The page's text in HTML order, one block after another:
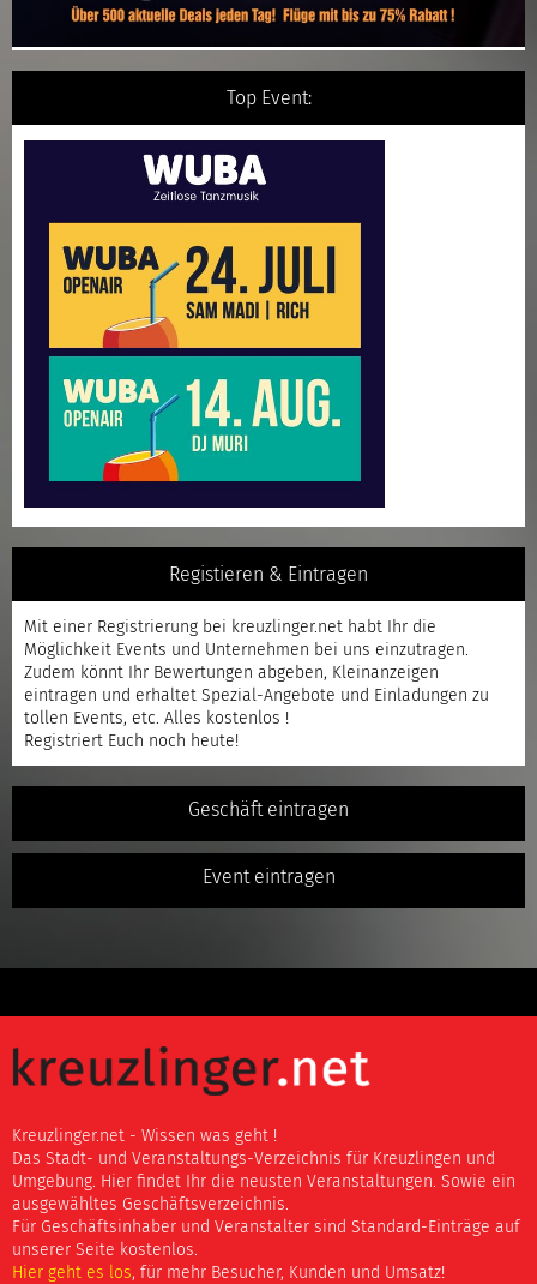
Top Event:
Registieren & Eintragen
Mit einer Registrierung bei kreuzlinger.net habt Ihr die
Möglichkeit Events und Unternehmen bei uns einzutragen.
Zudem könnt Ihr Bewertungen abgeben, Kleinanzeigen
eintragen und erhaltet Spezial-Angebote und Einladungen zu
tollen Events, etc. Alles kostenlos !
Registriert Euch noch heute!
Geschäft eintragen
Event eintragen
Kreuzlinger.net - Wissen was geht !
Das Stadt- und Veranstaltungs-Verzeichnis für Kreuzlingen und
Umgebung. Hier findet Ihr die neusten Veranstaltungen. Sowie ein
ausgewähltes Geschäftsverzeichnis.
Für Geschäftsinhaber und Veranstalter sind Standard-Einträge auf
unserer Seite kostenlos.
Hier geht es los, für mehr Besucher, Kunden und Umsatz!